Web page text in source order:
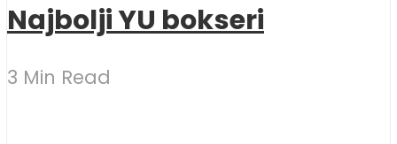
Najbolji YU bokseri
3 Min Read